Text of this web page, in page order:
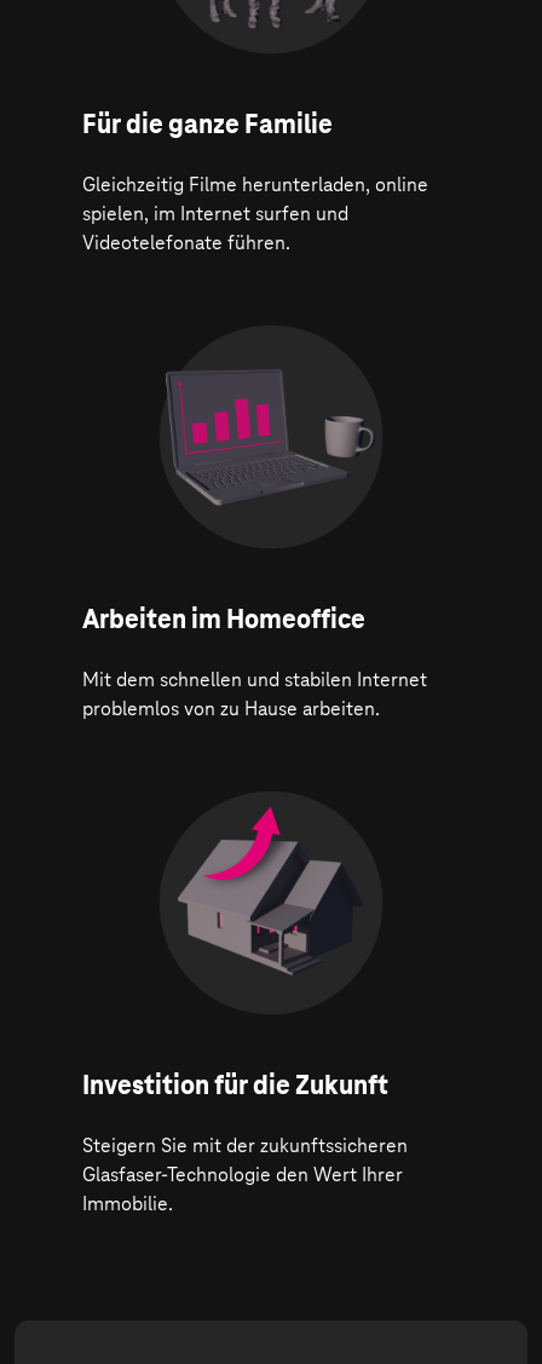
Für die ganze Familie
Gleichzeitig Filme herunterladen, online
spielen, im Internet surfen und
Videotelefonate führen.
Arbeiten im Homeoffice
Mit dem schnellen und stabilen Internet
problemlos von zu Hause arbeiten.
Investition für die Zukunft
Steigern Sie mit der zukunftssicheren
Glasfaser-Technologie den Wert Ihrer
Immobilie.